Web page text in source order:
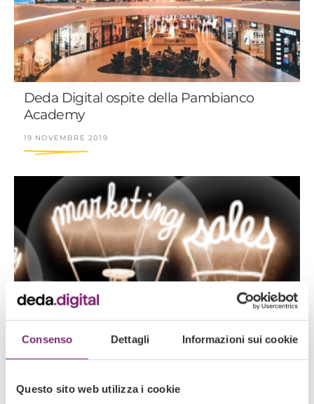
Consenso Dettagli Informazioni sui cookie
Questo sito web utilizza i cookie
Deda Digital ospite della Pambianco
Academy
19 NOVEMBRE 2019